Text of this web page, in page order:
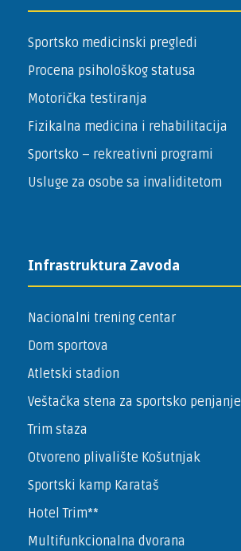
Sportsko medicinski pregledi
Procena psihološkog statusa
Motorička testiranja
Fizikalna medicina i rehabilitacija
Sportsko – ­rekreativni programi
Usluge za osobe sa invaliditetom
Infrastruktura Zavoda
Nacionalni trening centar
Dom sportova
Atletski stadion
Veštačka stena za sportsko penjanje
Trim staza
Otvoreno plivalište Košutnjak
Sportski kamp Karataš
Hotel Trim**
Multifunkcionalna dvorana